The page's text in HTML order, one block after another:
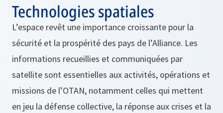
Technologies spatiales
L’espace revêt une importance croissante pour la
sécurité et la prospérité des pays de l’Alliance. Les
informations recueillies et communiquées par
satellite sont essentielles aux activités, opérations et
missions de l’OTAN, notamment celles qui mettent
en jeu la défense collective, la réponse aux crises et la